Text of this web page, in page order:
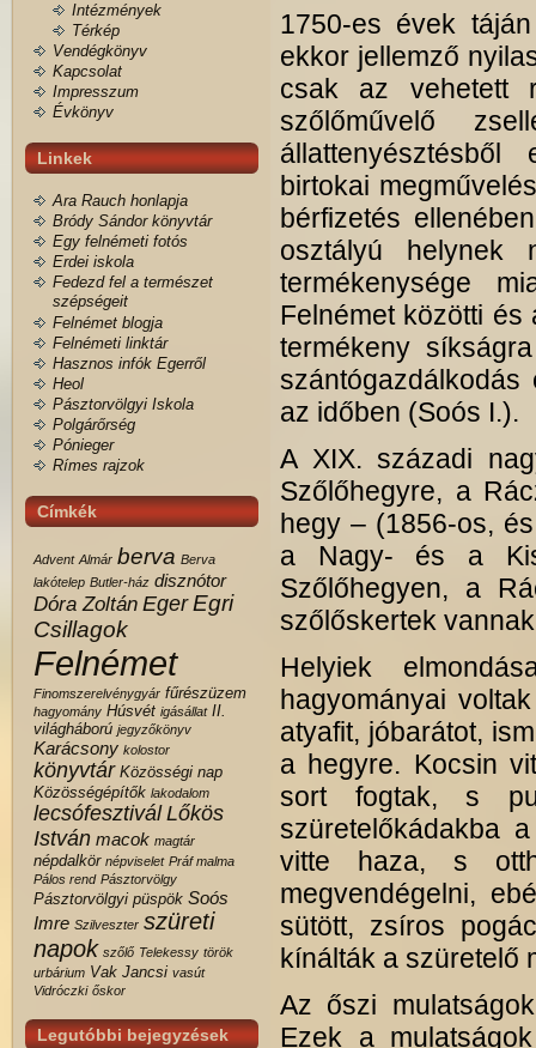
Intézmények
Térkép
Vendégkönyv
Kapcsolat
Impresszum
Évkönyv
Linkek
Ara Rauch honlapja
Bródy Sándor könyvtár
Egy felnémeti fotós
Erdei iskola
Fedezd fel a természet
szépségeit
Felnémet blogja
Felnémeti linktár
Hasznos infók Egerről
Heol
Pásztorvölgyi Iskola
Polgárőrség
Pónieger
Rímes rajzok
Címkék
Advent Almár berva Berva
lakótelep Butler-ház disznótor
Dóra Zoltán Eger Egri
Csillagok
Felnémet
Finomszerelvénygyár fűrészüzem
hagyomány Húsvét igásállat II.
világháború jegyzőkönyv
Karácsony kolostor
könyvtár Közösségi nap
Közösségépítők lakodalom
lecsófesztivál Lőkös
István macok magtár
népdalkör népviselet Práf malma
Pálos rend Pásztorvölgy
Pásztorvölgyi püspök Soós
Imre Szilveszter szüreti
napok szőlő Telekessy török
urbárium Vak Jancsi vasút
Vidróczki őskor
Legutóbbi bejegyzések
1750-es évek
ekkor jellemző
csak az vehetett
szőlőművelő
birtokai
bérfizetés
osztályú helynek
termékenysége
Felnémet közötti
termékeny
az időben (Soós I.).
A XIX. századi
Szőlőhegyre, a
hegy – (1856-os,
a Nagy- és a
Szőlőhegyen, a
szőlőskertek
Helyiek
hagyományai
atyafit, jóbarátot,
a hegyre. Kocsin
sort fogtak, s
szüretelőkádakba
vitte haza, s
megvendégelni,
sütött, zsíros
kínálták a szüretelő
Az őszi
Ezek a